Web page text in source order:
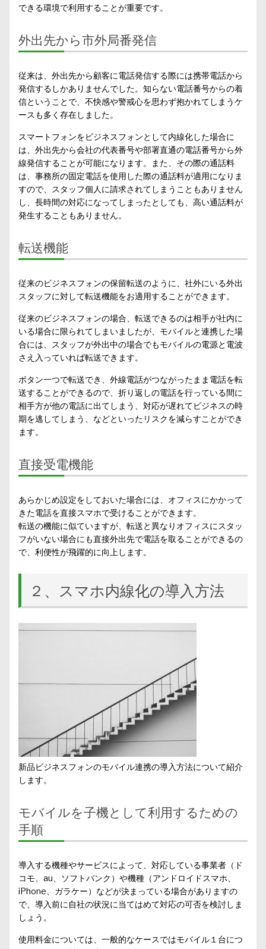
できる環境で利用することが重要です。
外出先から市外局番発信
従来は、外出先から顧客に電話発信する際には携帯電話から
発信するしかありませんでした。知らない電話番号からの着
信ということで、不快感や警戒心を思わず抱かれてしまうケ
ースも多く存在しました。
スマートフォンをビジネスフォンとして内線化した場合に
は、外出先から会社の代表番号や部署直通の電話番号から外
線発信することが可能になります。また、その際の通話料
は、事務所の固定電話を使用した際の通話料が適用になりま
すので、スタッフ個人に請求されてしまうこともありません
し、長時間の対応になってしまったとしても、高い通話料が
発生することもありません。
転送機能
従来のビジネスフォンの保留転送のように、社外にいる外出
スタッフに対して転送機能をお適用することができます。
従来のビジネスフォンの場合、転送できるのは相手が社内に
いる場合に限られてしまいましたが、モバイルと連携した場
合には、スタッフが外出中の場合でもモバイルの電源と電波
さえ入っていれば転送できます。
ボタン一つで転送でき、外線電話がつながったまま電話を転
送することができるので、折り返しの電話を行っている間に
相手方が他の電話に出てしまう、対応が遅れてビジネスの時
期を逃してしまう、などといったリスクを減らすことができ
ます。
直接受電機能
あらかじめ設定をしておいた場合には、オフィスにかかって
きた電話を直接スマホで受けることができます。
転送の機能に似ていますが、転送と異なりオフィスにスタッ
フがいない場合にも直接外出先で電話を取ることができるの
で、利便性が飛躍的に向上します。
２、スマホ内線化の導入方法
新品ビジネスフォンのモバイル連携の導入方法について紹介
します。
モバイルを子機として利用するための
手順
導入する機種やサービスによって、対応している事業者（ド
コモ、au、ソフトバンク）や機種（アンドロイドスマホ、
iPhone、ガラケー）などが決まっている場合がありますの
で、導入前に自社の状況に当てはめて対応の可否を検討しま
しょう。
使用料金については、一般的なケースではモバイル１台につ